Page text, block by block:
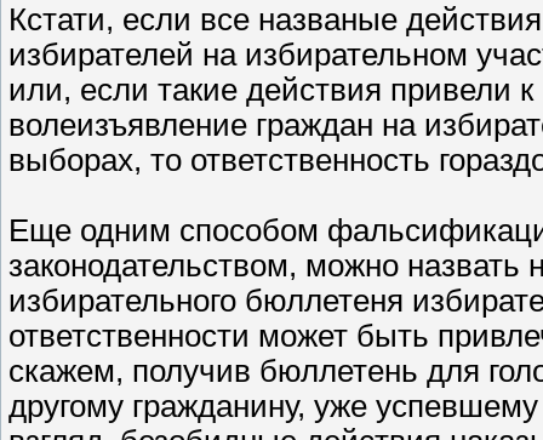
Кстати, если все названые
избирателей на избирательном
или, если такие действия привели
волеизъявление граждан на
выборах, то ответственность
Еще одним способом
законодательством, можно назвать
избирательного бюллетеня
ответственности может быть
скажем, получив бюллетень для
другому гражданину, уже